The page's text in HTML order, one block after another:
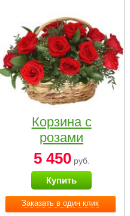
Заказать в один клик
Корзина с
розами
«Красный
Париж»
5 450руб.
Купить